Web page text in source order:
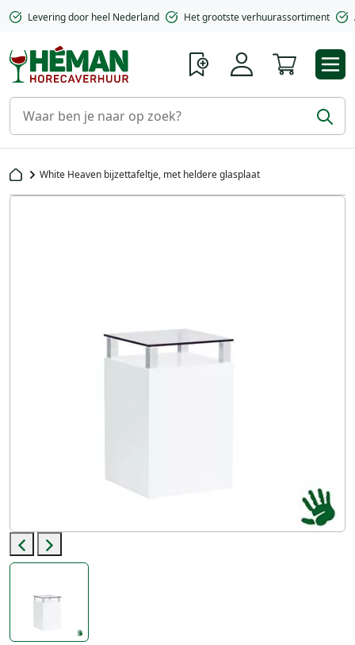
Levering door heel Nederland Het grootste verhuurassortiment
White Heaven bijzettafeltje, met heldere glasplaat
Previous
Next